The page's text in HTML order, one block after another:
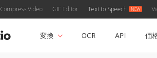
Compress Video GIF Editor Text to Speech
変換 OCR API 価